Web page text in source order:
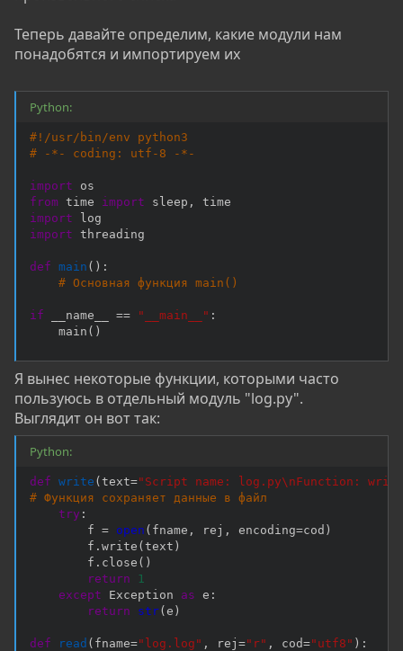
Теперь давайте определим, какие модули нам
понадобятся и импортируем их
Python:
#!/usr/bin/env python3
# -*- coding: utf-8 -*-
import
from time import sleep ,
import
import threading
def main ( ) :
# Основная функция main()
if __name__ == "__main__" :
    main
( )
Я вынес некоторые функции, которыми часто
пользуюсь в отдельный модуль "log.py".
Выглядит он вот так:
Python:
def write ( text="Script name: log.py\nFunction:
# Функция сохраняет данные в файл
try :
        f
= open ( fname , rej , encoding=cod )
        f
. write ( text )
        f
. close ( )
return
1
except Exception as e :
return
str( e )
def read ( fname="log.log" , rej ="r" , cod="utf8" ) :